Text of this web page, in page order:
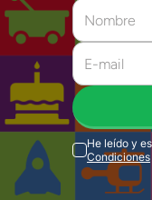
He leído y
Condiciones